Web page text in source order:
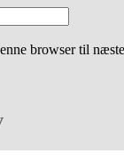
browser til